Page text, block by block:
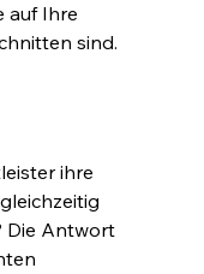
auf Ihre
sind.
ihre
Die Antwort